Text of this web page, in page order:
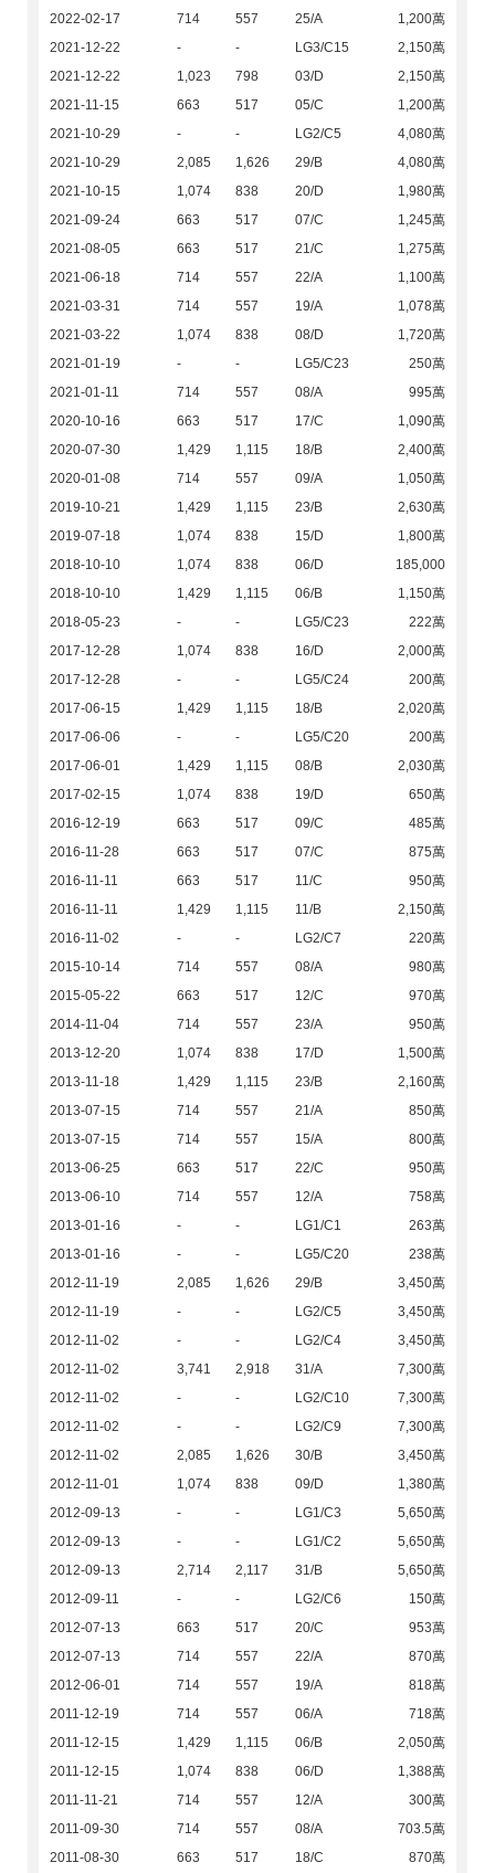
2022-02-17
714 557 25/A
1,200萬
2021-12-22
- - LG3/C15
2,150萬
2021-12-22
1,023 798 03/D
2,150萬
2021-11-15
663 517 05/C
1,200萬
2021-10-29
- - LG2/C5
4,080萬
2021-10-29
2,085 1,626 29/B
4,080萬
2021-10-15
1,074 838 20/D
1,980萬
2021-09-24
663 517 07/C
1,245萬
2021-08-05
663 517 21/C
1,275萬
2021-06-18
714 557 22/A
1,100萬
2021-03-31
714 557 19/A
1,078萬
2021-03-22
1,074 838 08/D
1,720萬
2021-01-19
- - LG5/C23
250萬
2021-01-11
714 557 08/A
995萬
2020-10-16
663 517 17/C
1,090萬
2020-07-30
1,429 1,115 18/B
2,400萬
2020-01-08
714 557 09/A
1,050萬
2019-10-21
1,429 1,115 23/B
2,630萬
2019-07-18
1,074 838 15/D
1,800萬
2018-10-10
1,074 838 06/D
185,000
2018-10-10
1,429 1,115 06/B
1,150萬
2018-05-23
- - LG5/C23
222萬
2017-12-28
1,074 838 16/D
2,000萬
2017-12-28
- - LG5/C24
200萬
2017-06-15
1,429 1,115 18/B
2,020萬
2017-06-06
- - LG5/C20
200萬
2017-06-01
1,429 1,115 08/B
2,030萬
2017-02-15
1,074 838 19/D
650萬
2016-12-19
663 517 09/C
485萬
2016-11-28
663 517 07/C
875萬
2016-11-11
663 517 11/C
950萬
2016-11-11
1,429 1,115 11/B
2,150萬
2016-11-02
- - LG2/C7
220萬
2015-10-14
714 557 08/A
980萬
2015-05-22
663 517 12/C
970萬
2014-11-04
714 557 23/A
950萬
2013-12-20
1,074 838 17/D
1,500萬
2013-11-18
1,429 1,115 23/B
2,160萬
2013-07-15
714 557 21/A
850萬
2013-07-15
714 557 15/A
800萬
2013-06-25
663 517 22/C
950萬
2013-06-10
714 557 12/A
758萬
2013-01-16
- - LG1/C1
263萬
2013-01-16
- - LG5/C20
238萬
2012-11-19
2,085 1,626 29/B
3,450萬
2012-11-19
- - LG2/C5
3,450萬
2012-11-02
- - LG2/C4
3,450萬
2012-11-02
3,741 2,918 31/A
7,300萬
2012-11-02
- - LG2/C10
7,300萬
2012-11-02
- - LG2/C9
7,300萬
2012-11-02
2,085 1,626 30/B
3,450萬
2012-11-01
1,074 838 09/D
1,380萬
2012-09-13
- - LG1/C3
5,650萬
2012-09-13
- - LG1/C2
5,650萬
2012-09-13
2,714 2,117 31/B
5,650萬
2012-09-11
- - LG2/C6
150萬
2012-07-13
663 517 20/C
953萬
2012-07-13
714 557 22/A
870萬
2012-06-01
714 557 19/A
818萬
2011-12-19
714 557 06/A
718萬
2011-12-15
1,429 1,115 06/B
2,050萬
2011-12-15
1,074 838 06/D
1,388萬
2011-11-21
714 557 12/A
300萬
2011-09-30
714 557 08/A
703.5萬
2011-08-30
663 517 18/C 870萬